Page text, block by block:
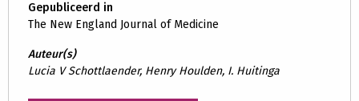
Gepubliceerd in
The New England Journal of Medicine
Auteur(s)
Lucia V Schottlaender, Henry Houlden, I. Huitinga